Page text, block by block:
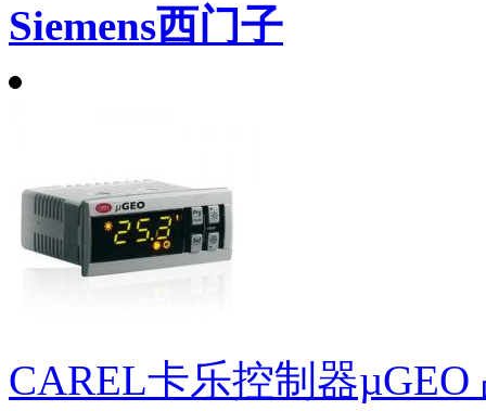
Siemens西门子
CAREL卡乐控制器µGEO